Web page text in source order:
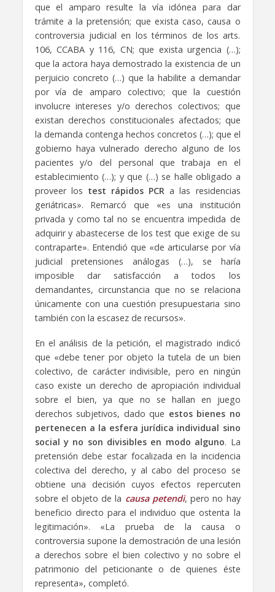
que el amparo resulte la vía idónea para dar
trámite a la pretensión; que exista caso, causa o
controversia judicial en los términos de los arts.
106, CCABA y 116, CN; que exista urgencia (…);
que la actora haya demostrado la existencia de un
perjuicio concreto (…) que la habilite a demandar
por vía de amparo colectivo; que la cuestión
involucre intereses y/o derechos colectivos; que
existan derechos constitucionales afectados; que
la demanda contenga hechos concretos (…); que el
gobierno haya vulnerado derecho alguno de los
pacientes y/o del personal que trabaja en el
establecimiento (…); y que (…) se halle obligado a
proveer los test rápidos PCR a las residencias
geriátricas». Remarcó que «es una institución
privada y como tal no se encuentra impedida de
adquirir y abastecerse de los test que exige de su
contraparte». Entendió que «de articularse por vía
judicial pretensiones análogas (…), se haría
imposible dar satisfacción a todos los
demandantes, circunstancia que no se relaciona
únicamente con una cuestión presupuestaria sino
también con la escasez de recursos».
En el análisis de la petición, el magistrado indicó
que «debe tener por objeto la tutela de un bien
colectivo, de carácter indivisible, pero en ningún
caso existe un derecho de apropiación individual
sobre el bien, ya que no se hallan en juego
derechos subjetivos, dado que estos bienes no
pertenecen a la esfera jurídica individual sino
social y no son divisibles en modo alguno. La
pretensión debe estar focalizada en la incidencia
colectiva del derecho, y al cabo del proceso se
obtiene una decisión cuyos efectos repercuten
sobre el objeto de la causa petendi, pero no hay
beneficio directo para el individuo que ostenta la
legitimación». «La prueba de la causa o
controversia supone la demostración de una lesión
a derechos sobre el bien colectivo y no sobre el
patrimonio del peticionante o de quienes éste
representa», completó.